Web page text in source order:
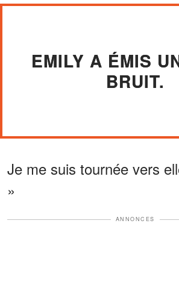
EMILY A ÉMIS
BRUIT.
Je me suis tournée vers
»
ANNONCES